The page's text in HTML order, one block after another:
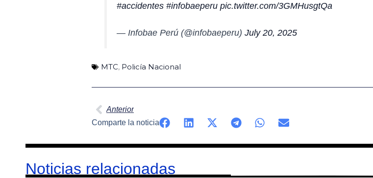
#accidentes #infobaeperu pic.twitter.com/3GMHusgtQa
— Infobae Perú (@infobaeperu)July 20, 2025
MTC, Policía Nacional
Anterior
Comparte la noticia
Noticias relacionadas